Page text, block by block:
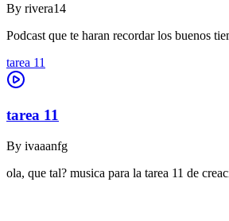
By rivera14
Podcast que te haran recordar los buenos
tarea 11
tarea 11
By ivaaanfg
ola, que tal? musica para la tarea 11 de